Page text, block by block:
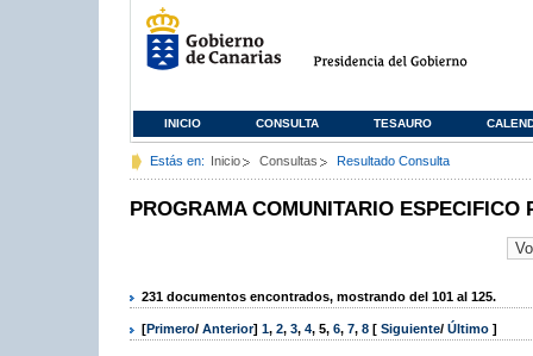
INICIO CONSULTA TESAURO
Estás en: Inicio Consultas Resultado Consulta
PROGRAMA COMUNITARIO ESPECIFICO
231 documentos encontrados, mostrando del 101 al 125.
[Primero/ Anterior] 1, 2, 3, 4, 5, 6, 7, 8 [ Siguiente/ Último ]